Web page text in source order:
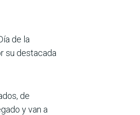
de la
su destacada
de
y van a